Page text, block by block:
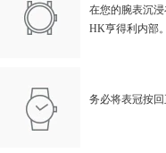
在您的腕表沉
HK亨得利内部。
务必将表冠按